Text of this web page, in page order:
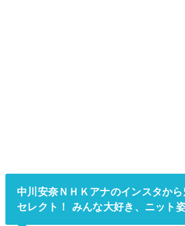
中川安奈ＮＨＫアナのインスタか
セレクト！ みんな大好き、ニット姿